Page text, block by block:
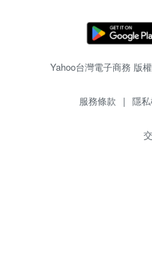
Yahoo台灣電子商務 版
服務條款 | 隱